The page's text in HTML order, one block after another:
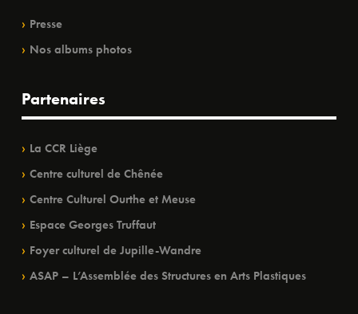
Presse
Nos albums photos
Partenaires
La CCR Liège
Centre culturel de Chênée
Centre Culturel Ourthe et Meuse
Espace Georges Truffaut
Foyer culturel de Jupille-Wandre
ASAP – L’Assemblée des Structures en Arts Plastiques